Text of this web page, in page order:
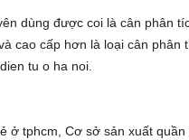
dùng được coi làcân phân
cao cấp hơn là loạicân phân
tu o ha noi.
ở tphcm,Cơ sở sản xuất quần